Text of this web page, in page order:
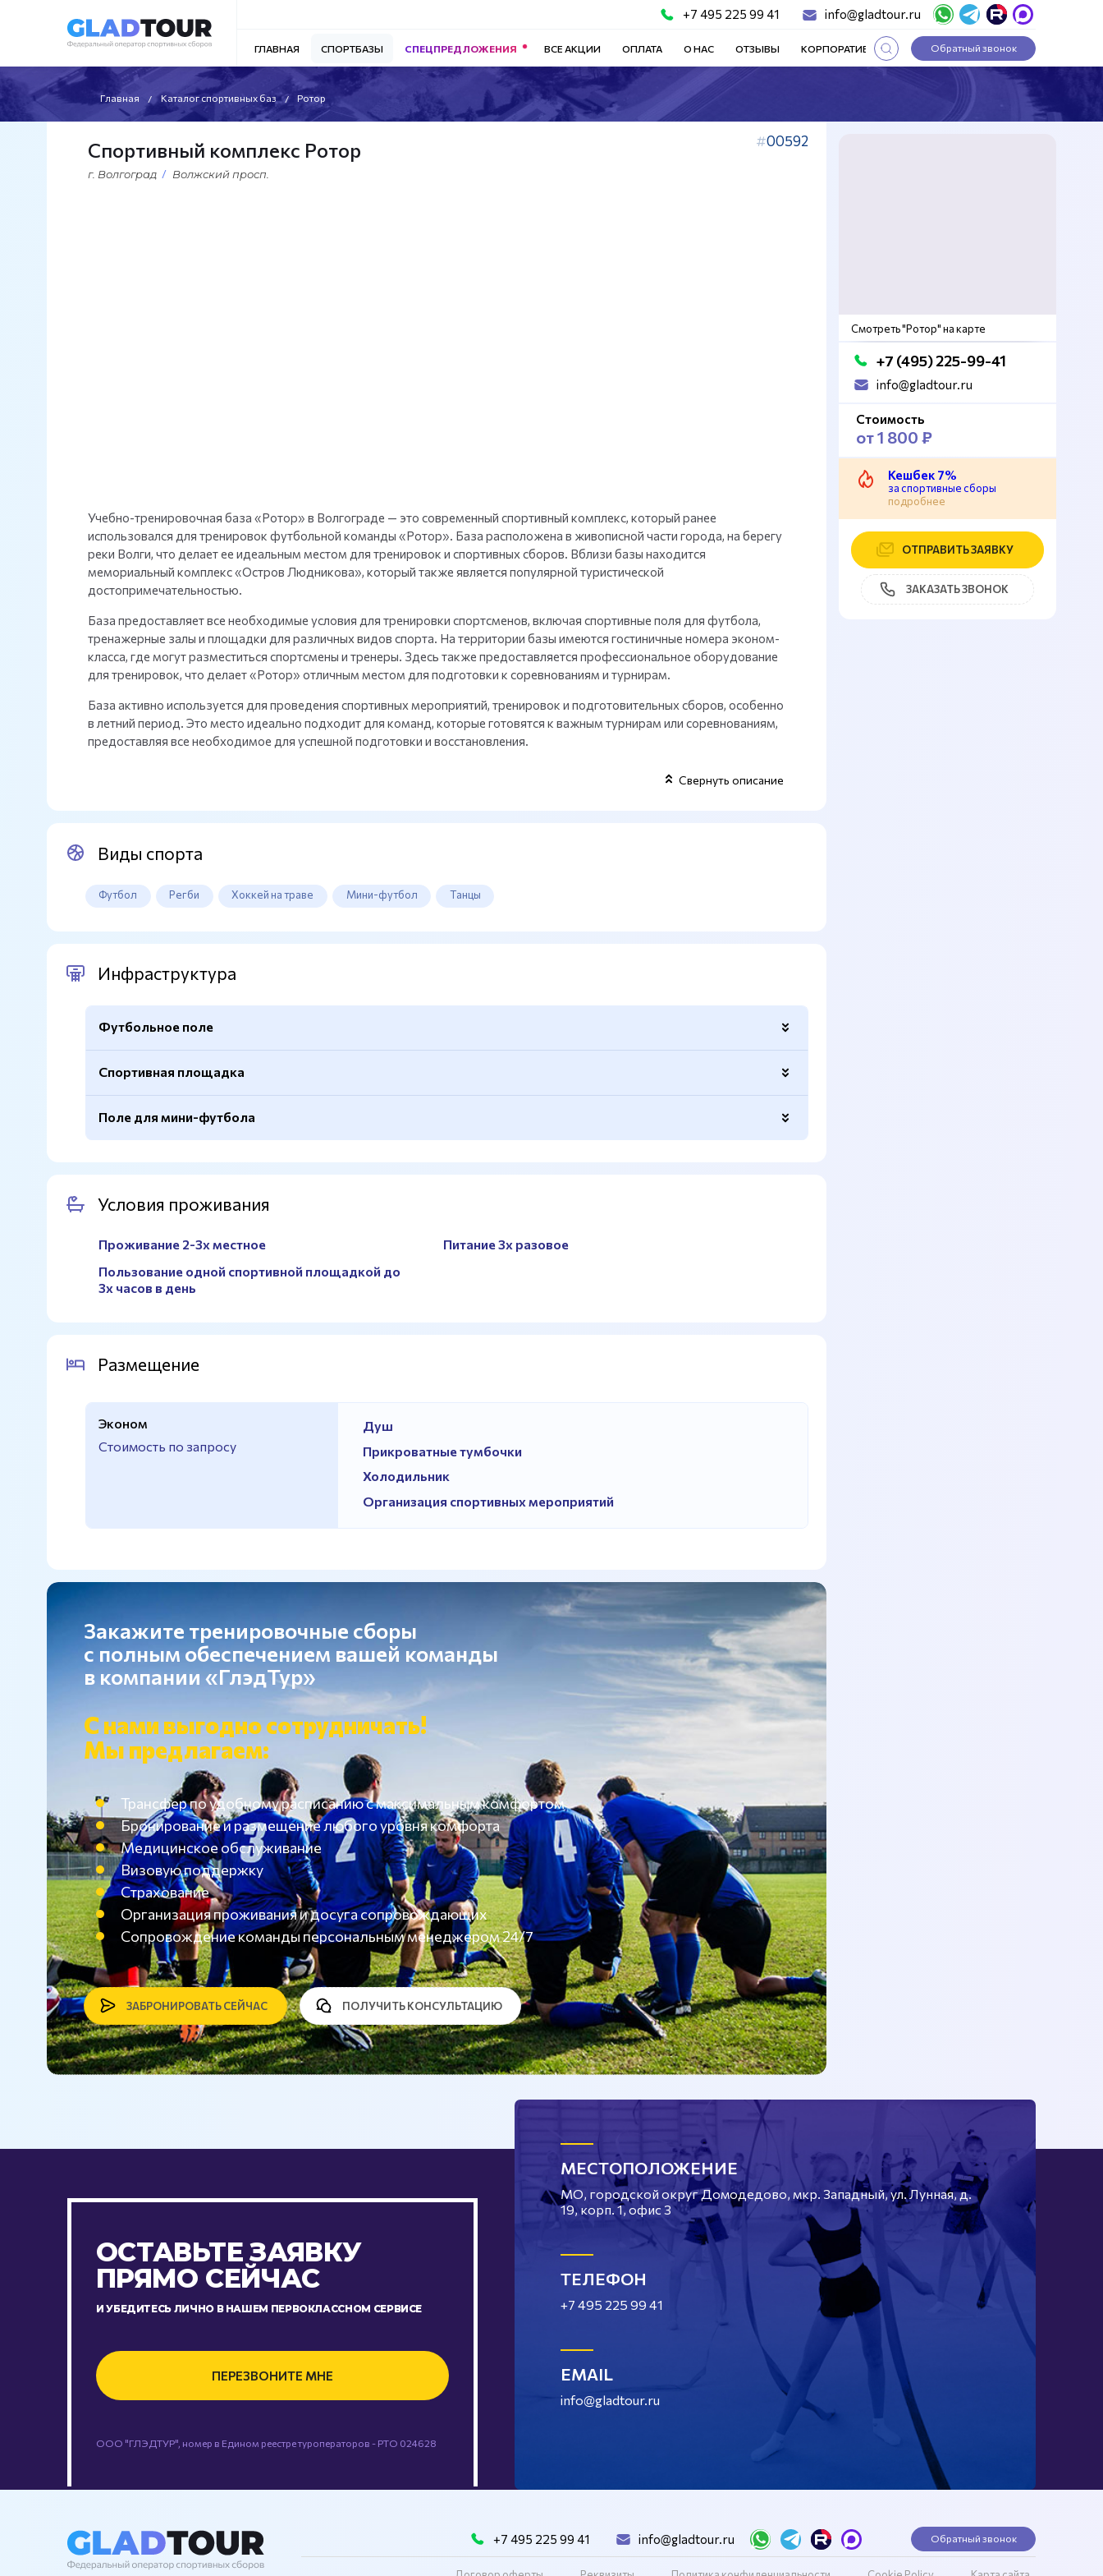
+7 495 225 99 41 info@gladtour.ru
ГЛАВНАЯ СПОРТБАЗЫ СПЕЦПРЕДЛОЖЕНИЯ ВСЕ АКЦИИ ОПЛАТА О НАС ОТЗЫВЫ КОРПОРАТИВНЫЕ ТУРЫ СТАТЬИ
Обратный звонок
Главная Каталог спортивных баз Ротор
00592
Спортивный комплекс Ротор
г. Волгоград Волжский просп.
Учебно-тренировочная база «Ротор» в Волгограде — это современный спортивный комплекс, который ранее
использовался для тренировок футбольной команды «Ротор». База расположена в живописной части города, на берегу
реки Волги, что делает ее идеальным местом для тренировок и спортивных сборов. Вблизи базы находится
мемориальный комплекс «Остров Людникова», который также является популярной туристической
достопримечательностью.
База предоставляет все необходимые условия для тренировки спортсменов, включая спортивные поля для футбола,
тренажерные залы и площадки для различных видов спорта. На территории базы имеются гостиничные номера эконом-
класса, где могут разместиться спортсмены и тренеры. Здесь также предоставляется профессиональное оборудование
для тренировок, что делает «Ротор» отличным местом для подготовки к соревнованиям и турнирам.
База активно используется для проведения спортивных мероприятий, тренировок и подготовительных сборов, особенно
в летний период. Это место идеально подходит для команд, которые готовятся к важным турнирам или соревнованиям,
предоставляя все необходимое для успешной подготовки и восстановления.
Свернуть описание
Виды спорта
Футбол Регби Хоккей на траве Мини-футбол Танцы
Инфраструктура
Футбольное поле
Натуральный газон
Да
Раздевалки
Да
Душевые
Да
Спортивная площадка
Открытая
Да
Поле для мини-футбола
Площадь
Условия проживания
Проживание 2-3х местное
Питание 3х разовое
Пользование одной спортивной площадкой до
3х часов в день
Размещение
Эконом
Стоимость по запросу
Душ
Прикроватные тумбочки
Холодильник
Организация спортивных мероприятий
Закажите тренировочные сборы
с полным обеспечением вашей команды
в компании «ГлэдТур»
С нами выгодно сотрудничать!
Мы предлагаем:
Трансфер по удобному расписанию с максимальным комфортом
Бронирование и размещение любого уровня комфорта
Медицинское обслуживание
Визовую поддержку
Страхование
Организация проживания и досуга сопровождающих
Сопровождение команды персональным менеджером 24/7
ЗАБРОНИРОВАТЬ СЕЙЧАС ПОЛУЧИТЬ КОНСУЛЬТАЦИЮ
Смотреть "Ротор" на карте
+7 (495) 225-99-41
info@gladtour.ru
Стоимость
от 1 800 ₽
Кешбек 7%
за спортивные сборы
подробнее
ОТПРАВИТЬ ЗАЯВКУ
ЗАКАЗАТЬ ЗВОНОК
ОСТАВЬТЕ ЗАЯВКУ
ПРЯМО СЕЙЧАС
И УБЕДИТЕСЬ ЛИЧНО В НАШЕМ ПЕРВОКЛАССНОМ СЕРВИСЕ
ПЕРЕЗВОНИТЕ МНЕ
ООО "ГЛЭДТУР", номер в Едином реестре туроператоров - РТО 024628
МЕСТОПОЛОЖЕНИЕ
МО, городской округ Домодедово, мкр. Западный, ул. Лунная, д.
19, корп. 1, офис 3
ТЕЛЕФОН
+7 495 225 99 41
EMAIL
info@gladtour.ru
+7 495 225 99 41 info@gladtour.ru Обратный звонок